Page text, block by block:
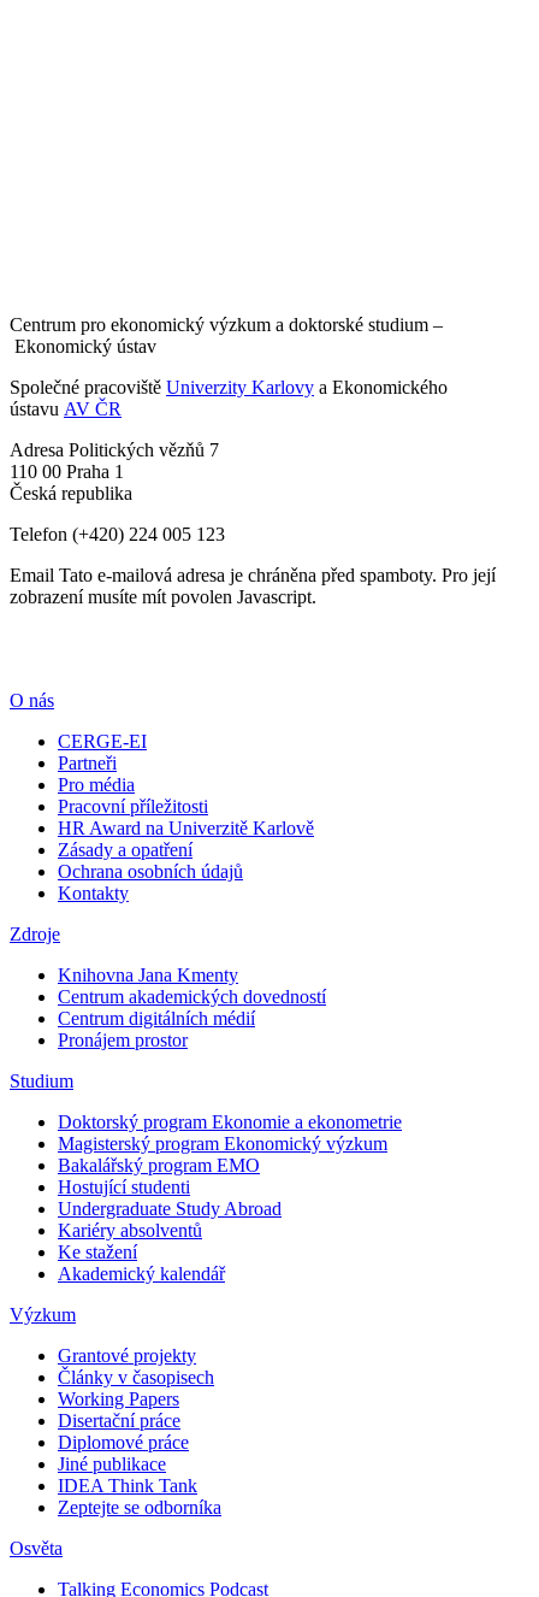
Centrum pro ekonomický výzkum a doktorské studium –
Ekonomický ústav
Společné pracoviště Univerzity Karlovy a Ekonomického
ústavu AV ČR
Adresa Politických vězňů 7
110 00 Praha 1
Česká republika
Telefon (+420) 224 005 123
Email Tato e-mailová adresa je chráněna před spamboty. Pro její
zobrazení musíte mít povolen Javascript.
O nás
CERGE-EI
Partneři
Pro média
Pracovní příležitosti
HR Award na Univerzitě Karlově
Zásady a opatření
Ochrana osobních údajů
Kontakty
Zdroje
Knihovna Jana Kmenty
Centrum akademických dovedností
Centrum digitálních médií
Pronájem prostor
Studium
Doktorský program Ekonomie a ekonometrie
Magisterský program Ekonomický výzkum
Bakalářský program EMO
Hostující studenti
Undergraduate Study Abroad
Kariéry absolventů
Ke stažení
Akademický kalendář
Výzkum
Grantové projekty
Články v časopisech
Working Papers
Disertační práce
Diplomové práce
Jiné publikace
IDEA Think Tank
Zeptejte se odborníka
Osvěta
Talking Economics Podcast